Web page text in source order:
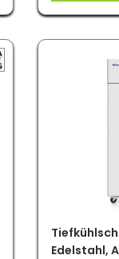
Edelstahl,